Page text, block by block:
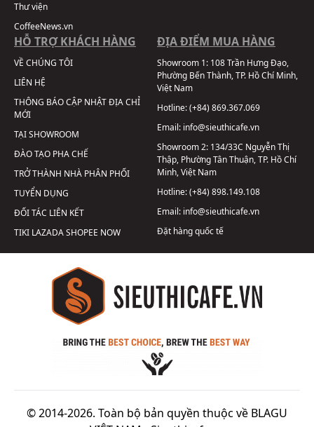
Thư viện
CoffeeNews.vn
HỖ TRỢ KHÁCH HÀNG
VỀ CHÚNG TÔI
LIÊN HỆ
THÔNG BÁO CẬP NHẬT ĐỊA CHỈ
MỚI
TẠI SHOWROOM
ĐÀO TẠO PHA CHẾ
TRỞ THÀNH NHÀ PHÂN PHỐI
TUYỂN DỤNG
ĐỐI TÁC LIÊN KẾT
TIKI LAZADASHOPEE NOW
ĐỊA ĐIỂM MUA HÀNG
Showroom 1: 108 Trần Hưng Đạo,
Phường Bến Thành, TP. Hồ Chí Minh,
Việt Nam
Hotline:(+84) 869.367.069
Email: info@sieuthicafe.vn
Showroom 2: 134/33C Nguyễn Thị
Thập, Phường Tân Thuận, TP. Hồ Chí
Minh, Việt Nam
Hotline:(+84) 898.149.108
Email: info@sieuthicafe.vn
Đặt hàng quốc tế
© 2014-2026. Toàn bộ bản quyền thuộc về BLAGU